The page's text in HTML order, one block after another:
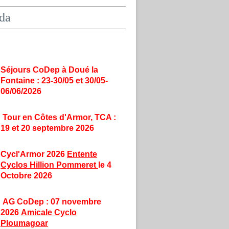
Séjours CoDep à Doué la
Fontaine : 23-30/05 et 30/05-
06/06/2026
Tour en Côtes d'Armor, TCA :
19 et 20 septembre 2026
Cycl'Armor 2026 Entente
Cyclos Hillion Pommeret le 4
Octobre 2026
AG CoDep : 07 novembre
2026 Amicale Cyclo
Ploumagoar